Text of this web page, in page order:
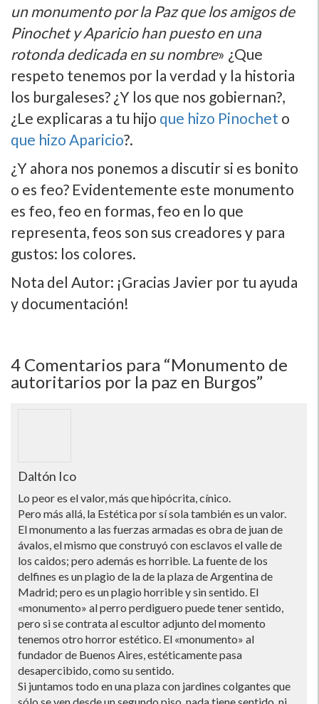
un monumento por la Paz que los amigos de
Pinochet y Aparicio han puesto en una
rotonda dedicada en su nombre» ¿Que
respeto tenemos por la verdad y la historia
los burgaleses? ¿Y los que nos gobiernan?,
¿Le explicaras a tu hijo que hizo Pinochet o
que hizo Aparicio?.
¿Y ahora nos ponemos a discutir si es bonito
o es feo? Evidentemente este monumento
es feo, feo en formas, feo en lo que
representa, feos son sus creadores y para
gustos: los colores.
Nota del Autor: ¡Gracias Javier por tu ayuda
y documentación!
4 Comentarios para “Monumento de
autoritarios por la paz en Burgos”
Daltón Ico
Lo peor es el valor, más que hipócrita, cí­nico.
Pero más allá, la Estética por sí­ sola también es un valor.
El monumento a las fuerzas armadas es obra de juan de
ávalos, el mismo que construyó con esclavos el valle de
los caidos; pero además es horrible. La fuente de los
delfines es un plagio de la de la plaza de Argentina de
Madrid; pero es un plagio horrible y sin sentido. El
«monumento» al perro perdiguero puede tener sentido,
pero si se contrata al escultor adjunto del momento
tenemos otro horror estético. El «monumento» al
fundador de Buenos Aires, estéticamente pasa
desapercibido, como su sentido.
Si juntamos todo en una plaza con jardines colgantes que